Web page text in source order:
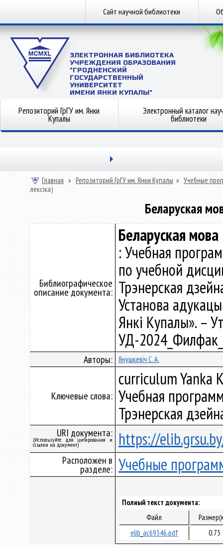
Сайт научной библиотеки
ЭЛЕКТРОННАЯ БИБЛИОТЕКА
УЧРЕЖДЕНИЯ ОБРАЗОВАНИЯ
"ГРОДНЕНСКИЙ
ГОСУДАРСТВЕННЫЙ
УНИВЕРСИТЕТ
ИМЕНИ ЯНКИ КУПАЛЫ"
Репозиторий ГрГУ им. Янки
Купалы
Электронный каталог
библиотеки
Главная » Репозиторий ГрГУ им. Янки Купалы » Учебные
лексіка)
Беларуская
Библиографическое
описание документа:
Беларуская мова
: Учебная
по учебной
Трэнерская
Установа
Янкі Купалы». –
УД-
Авторы: Янушкевіч С. А.
Ключевые слова:
curriculum Yanka
Учебная
Трэнерская
URI документа:
(Используйте для цитирования и
ссылки на документ) https://
Расположен в
разделе: Учебные
Полный текст документа:
Файл
elib_ac69346.pdf
0.73